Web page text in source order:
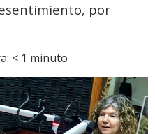
por
< 1 minuto